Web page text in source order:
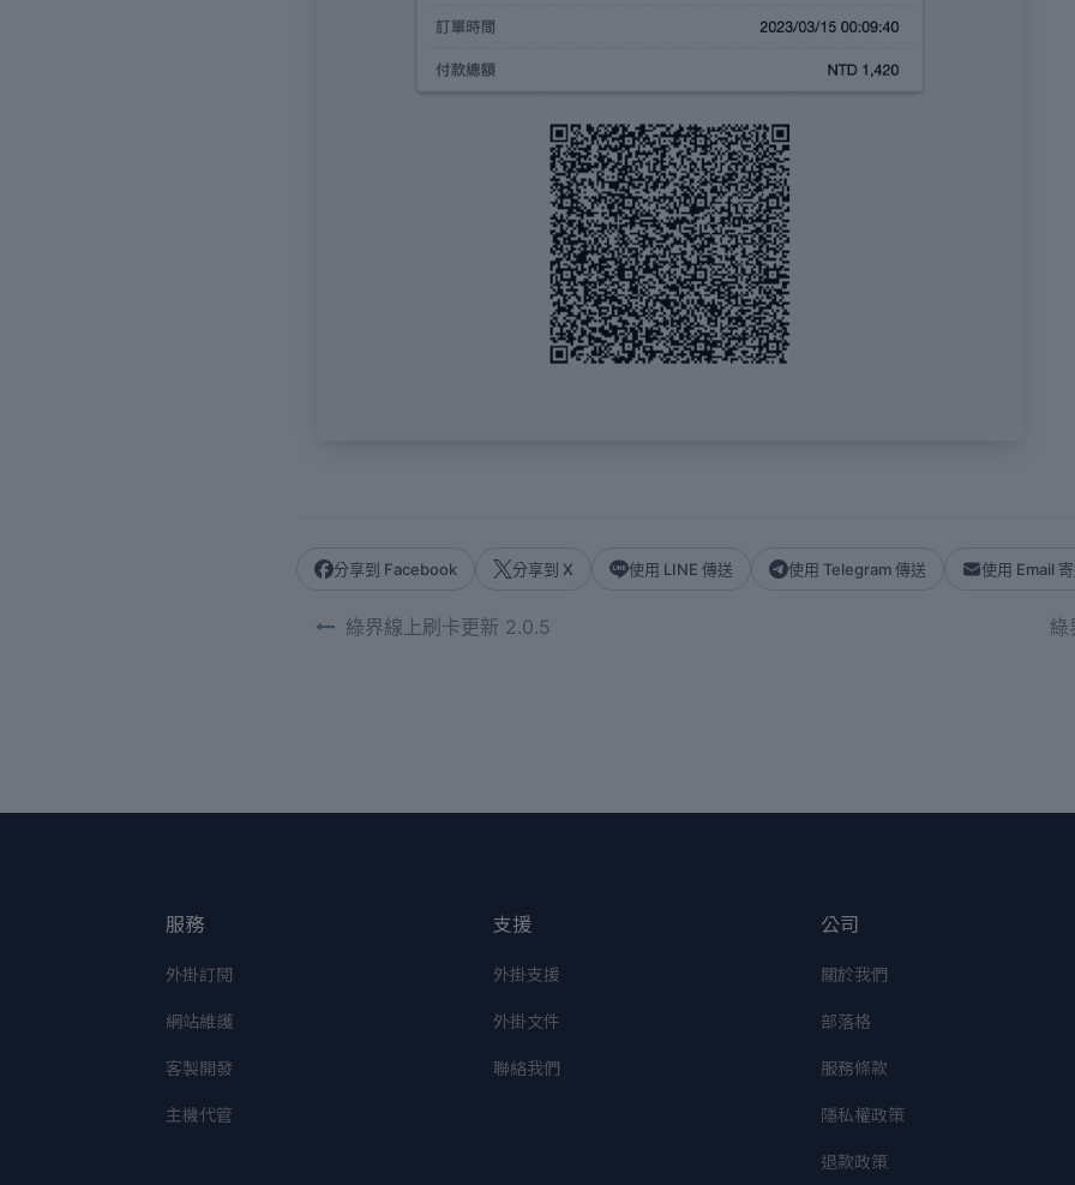
分享到 Facebook 分享到 X 使用 LINE 傳送 使用 Telegram 傳送 使用 Email
綠界線上刷卡更新 2.0.5 綠
服務
外掛訂閱
網站維護
客製開發
主機代管
支援
外掛支援
外掛文件
聯絡我們
公司
關於我們
部落格
服務條款
隱私權政策
退款政策